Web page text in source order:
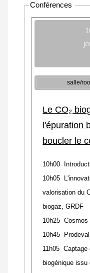
Conférences
salle/
Le CO₂
l'épuration
boucler le
10h00
10h05
valorisation du
biogaz, GRDF
10h25 Cosmos
10h45 Prodeval
11h05 Captage
biogénique